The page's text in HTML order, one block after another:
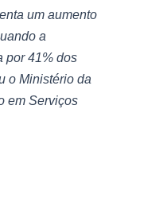
um aumento
a
por 41% dos
o Ministério da
em Serviços